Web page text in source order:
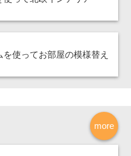
使ってお部屋の模様替え
more